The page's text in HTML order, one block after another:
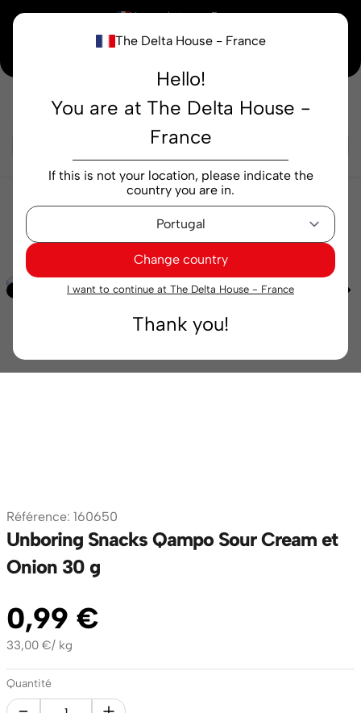
The Delta House - France
Hello!
You are at The Delta House -
France
If this is not your location, please indicate the
country you are in.
Change country
I want to continue at The Delta House - France
Thank you!
× Vous achetez en France
Notre nouvelle maison peaufine encore ses derniers détails. Merci de votre
Épicerie Des collations
Unboring Snacks
Qampo Sour Cream et Onion 30 g
Référence: 160650
Unboring Snacks Qampo Sour Cream et
Onion 30 g
0,99 €
33,00 €/ kg
Quantité